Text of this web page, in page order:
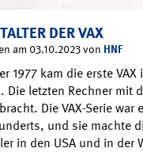
DER VAX
am 03.10.2023 von HNF
1977 kam die erste
Die letzten Rechner mit
Die VAX-Serie
und sie machte
in den USA und in der